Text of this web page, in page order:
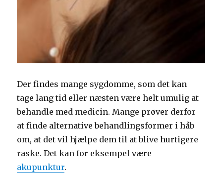
Der findes mange sygdomme, som det kan
tage lang tid eller næsten være helt umulig at
behandle med medicin. Mange prøver derfor
at finde alternative behandlingsformer i håb
om, at det vil hjælpe dem til at blive hurtigere
raske. Det kan for eksempel være
akupunktur.